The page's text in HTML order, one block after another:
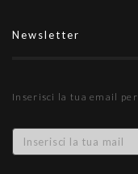
Newsletter
Inserisci la tua email